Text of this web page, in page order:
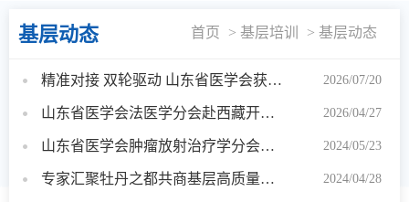
基层动态 首页 > 基层培训 > 基层动态
精准对接 双轮驱动 山东省医学会获批两个中华医学会2026年“惠基层”项目相继启动 2026/07/20
山东省医学会法医学分会赴西藏开展残疾等级评定培训 2026/04/27
山东省医学会肿瘤放射治疗学分会基层学组第一次学术会议在济宁举办 2024/05/23
专家汇聚牡丹之都共商基层高质量发展—山东省医学会核心制度与病历书写巡讲（总第九期 ）2024年第一期在菏泽医学专科学校成功举办 2024/04/28